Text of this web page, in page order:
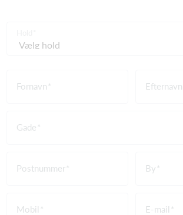
Fornavn Efternavn
Gade
Postnummer By
Mobil E-mail